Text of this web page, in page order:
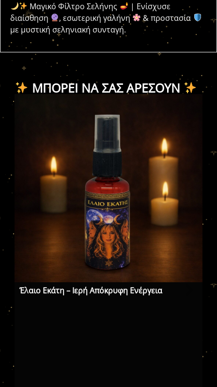
Μαγικό Φίλτρο Σελήνης
| Ενίσχυσε
διαίσθηση
, εσωτερική γαλήνη
& προστασία
με μυστική σεληνιακή συνταγή.
ΜΠΟΡΕΊ ΝΑ ΣΑΣ ΑΡΈΣΟΥΝ
Έλαιο Εκάτη – Ιερή Απόκρυφη Ενέργεια